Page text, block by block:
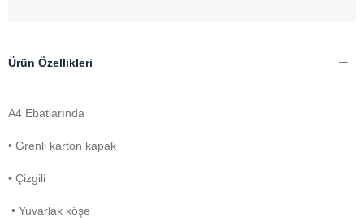
Ürün Özellikleri
A4 Ebatlarında
• Grenli karton kapak
• Çizgili
• Yuvarlak köşe